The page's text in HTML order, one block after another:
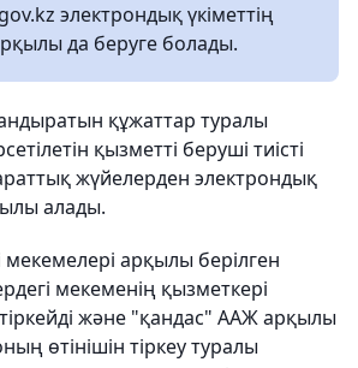
электрондық үкіметтің
да беруге болады.
құжаттар туралы
қызметті беруші тиісті
жүйелерден электрондық
алады.
арқылы берілген
мекеменің қызметкері
және "қандас" ААЖ арқылы
өтінішін тіркеу туралы